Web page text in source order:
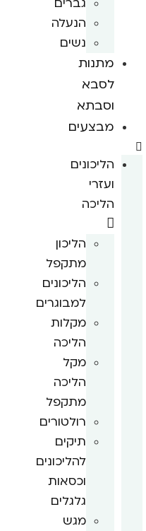
הנעלה
נשים
מתנות
לסבא
וסבתא
מבצעים
הליכונים
ועזרי
הליכה
הליכון
מתקפל
הליכונים
למבוגרים
מקלות
הליכה
מקל
הליכה
מתקפל
רולטורים
תיקים
להליכונים
וכסאות
גלגלים
מגש